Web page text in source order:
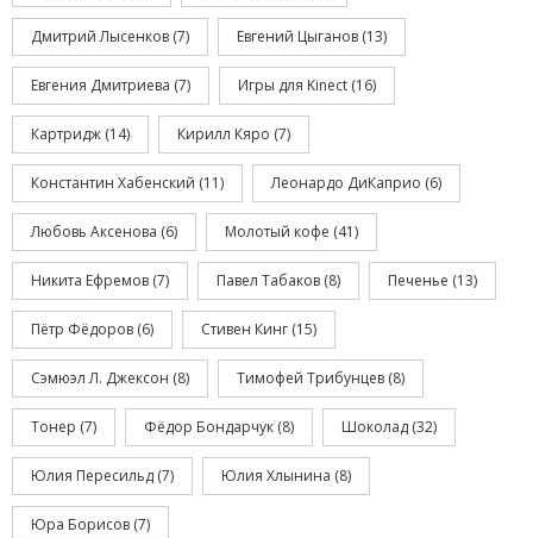
Дмитрий Лысенков (7) Евгений Цыганов (13)
Евгения Дмитриева (7) Игры для Kinect (16)
Картридж (14) Кирилл Кяро (7)
Константин Хабенский (11) Леонардо ДиКаприо (6)
Любовь Аксенова (6) Молотый кофе (41)
Никита Ефремов (7) Павел Табаков (8) Печенье (13)
Пётр Фёдоров (6) Стивен Кинг (15)
Сэмюэл Л. Джексон (8) Тимофей Трибунцев (8)
Тонер (7) Фёдор Бондарчук (8) Шоколад (32)
Юлия Пересильд (7) Юлия Хлынина (8)
Юра Борисов (7)